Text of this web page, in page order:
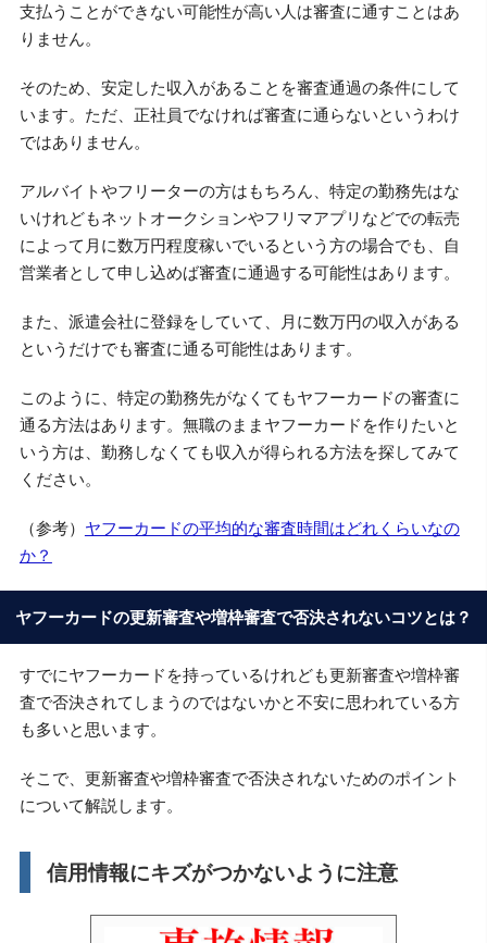
支払うことができない可能性が高い人は審査に通すことはあ
りません。
そのため、安定した収入があることを審査通過の条件にして
います。ただ、正社員でなければ審査に通らないというわけ
ではありません。
アルバイトやフリーターの方はもちろん、特定の勤務先はな
いけれどもネットオークションやフリマアプリなどでの転売
によって月に数万円程度稼いでいるという方の場合でも、自
営業者として申し込めば審査に通過する可能性はあります。
また、派遣会社に登録をしていて、月に数万円の収入がある
というだけでも審査に通る可能性はあります。
このように、特定の勤務先がなくてもヤフーカードの審査に
通る方法はあります。無職のままヤフーカードを作りたいと
いう方は、勤務しなくても収入が得られる方法を探してみて
ください。
（参考） ヤフーカードの平均的な審査時間はどれくらいなの
か？
ヤフーカードの更新審査や増枠審査で否決されないコツとは？
すでにヤフーカードを持っているけれども更新審査や増枠審
査で否決されてしまうのではないかと不安に思われている方
も多いと思います。
そこで、更新審査や増枠審査で否決されないためのポイント
について解説します。
信用情報にキズがつかないように注意